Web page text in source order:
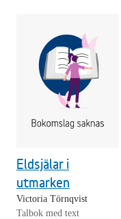
Eldsjälar i
utmarken
Victoria Törnqvist
Talbok med text